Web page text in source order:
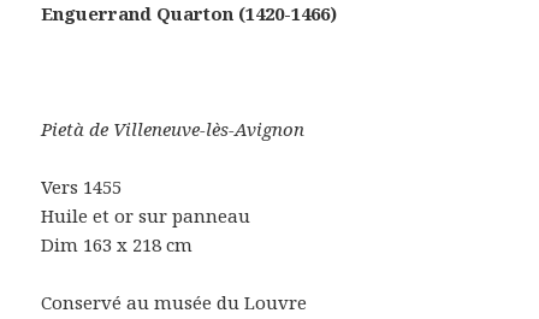
Enguerrand Quarton (1420-1466)
Pietà de Villeneuve-lès-Avignon
Vers 1455
Huile et or sur panneau
Dim 163 x 218 cm
Conservé au musée du Louvre